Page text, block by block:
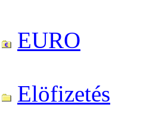
EURO
Elöfizetés